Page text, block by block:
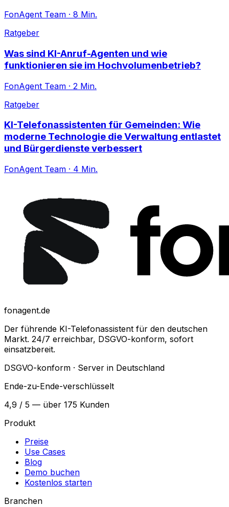
FonAgent Team · 8 Min.
Ratgeber
Was sind KI-Anruf-Agenten und wie
funktionieren sie im Hochvolumenbetrieb?
FonAgent Team · 2 Min.
Ratgeber
KI-Telefonassistenten für Gemeinden: Wie
moderne Technologie die Verwaltung entlastet
und Bürgerdienste verbessert
FonAgent Team · 4 Min.
fonagent.de
Der führende KI-Telefonassistent für den deutschen
Markt. 24/7 erreichbar, DSGVO-konform, sofort
einsatzbereit.
DSGVO-konform · Server in Deutschland
Ende-zu-Ende-verschlüsselt
4,9 / 5 — über 175 Kunden
Produkt
Preise
Use Cases
Blog
Demo buchen
Kostenlos starten
Branchen